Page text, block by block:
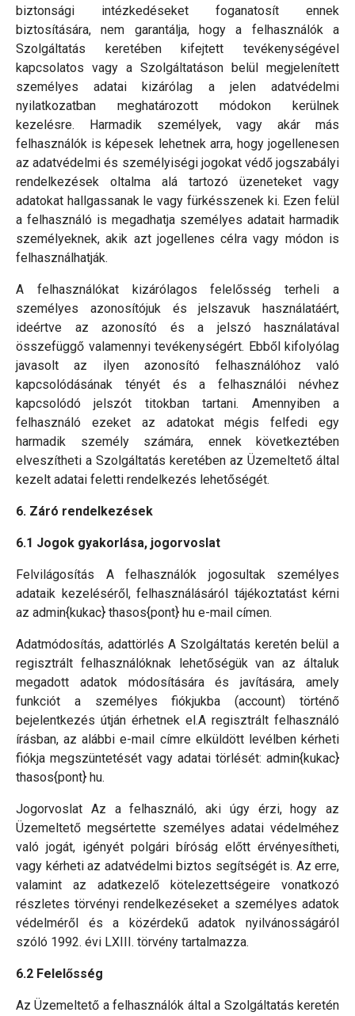
biztonsági intézkedéseket foganatosít ennek
biztosítására, nem garantálja, hogy a felhasználók a
Szolgáltatás keretében kifejtett tevékenységével
kapcsolatos vagy a Szolgáltatáson belül megjelenített
személyes adatai kizárólag a jelen adatvédelmi
nyilatkozatban meghatározott módokon kerülnek
kezelésre. Harmadik személyek, vagy akár más
felhasználók is képesek lehetnek arra, hogy jogellenesen
az adatvédelmi és személyiségi jogokat védő jogszabályi
rendelkezések oltalma alá tartozó üzeneteket vagy
adatokat hallgassanak le vagy fürkésszenek ki. Ezen felül
a felhasználó is megadhatja személyes adatait harmadik
személyeknek, akik azt jogellenes célra vagy módon is
felhasználhatják.
A felhasználókat kizárólagos felelősség terheli a
személyes azonosítójuk és jelszavuk használatáért,
ideértve az azonosító és a jelszó használatával
összefüggő valamennyi tevékenységért. Ebből kifolyólag
javasolt az ilyen azonosító felhasználóhoz való
kapcsolódásának tényét és a felhasználói névhez
kapcsolódó jelszót titokban tartani. Amennyiben a
felhasználó ezeket az adatokat mégis felfedi egy
harmadik személy számára, ennek következtében
elveszítheti a Szolgáltatás keretében az Üzemeltető által
kezelt adatai feletti rendelkezés lehetőségét.
6. Záró rendelkezések
6.1 Jogok gyakorlása, jogorvoslat
Felvilágosítás A felhasználók jogosultak személyes
adataik kezeléséről, felhasználásáról tájékoztatást kérni
az admin{kukac} thasos{pont} hu e-mail címen.
Adatmódosítás, adattörlés A Szolgáltatás keretén belül a
regisztrált felhasználóknak lehetőségük van az általuk
megadott adatok módosítására és javítására, amely
funkciót a személyes fiókjukba (account) történő
bejelentkezés útján érhetnek el.A regisztrált felhasználó
írásban, az alábbi e-mail címre elküldött levélben kérheti
fiókja megszüntetését vagy adatai törlését: admin{kukac}
thasos{pont} hu.
Jogorvoslat Az a felhasználó, aki úgy érzi, hogy az
Üzemeltető megsértette személyes adatai védelméhez
való jogát, igényét polgári bíróság előtt érvényesítheti,
vagy kérheti az adatvédelmi biztos segítségét is. Az erre,
valamint az adatkezelő kötelezettségeire vonatkozó
részletes törvényi rendelkezéseket a személyes adatok
védelméről és a közérdekű adatok nyilvánosságáról
szóló 1992. évi LXIII. törvény tartalmazza.
6.2 Felelősség
Az Üzemeltető a felhasználók által a Szolgáltatás keretén